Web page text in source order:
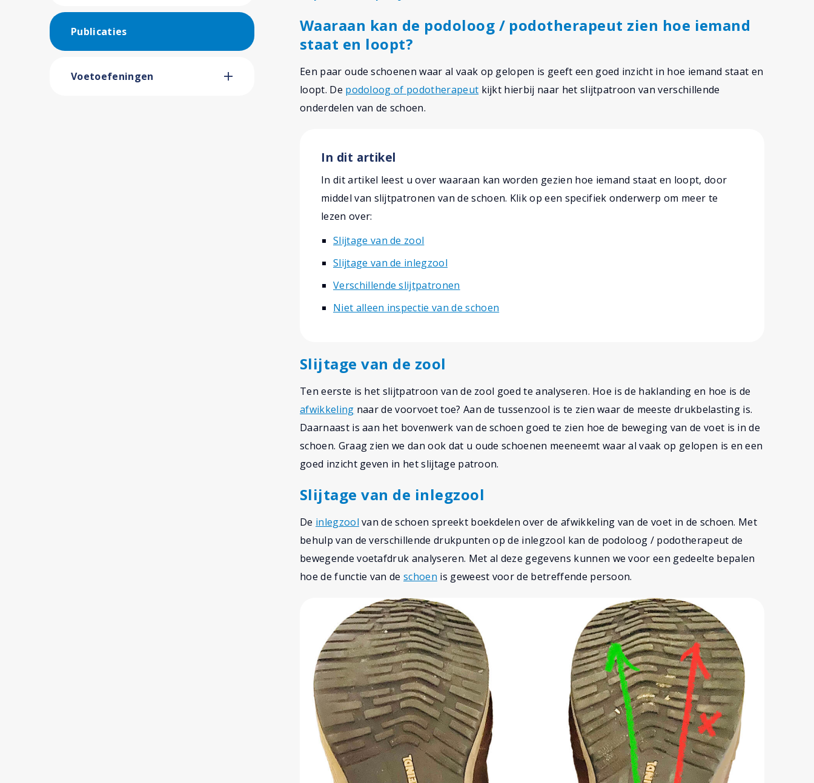
Publicaties
Voetoefeningen
Waaraan kan de podoloog / podotherapeut zien hoe iemand
staat en loopt?
Een paar oude schoenen waar al vaak op gelopen is geeft een goed inzicht in hoe iemand staat en
loopt. De podoloog of podotherapeut kijkt hierbij naar het slijtpatroon van verschillende
onderdelen van de schoen.
In dit artikel
In dit artikel leest u over waaraan kan worden gezien hoe iemand staat en loopt, door
middel van slijtpatronen van de schoen. Klik op een specifiek onderwerp om meer te
lezen over:
Slijtage van de zool
Slijtage van de inlegzool
Verschillende slijtpatronen
Niet alleen inspectie van de schoen
Slijtage van de zool
Ten eerste is het slijtpatroon van de zool goed te analyseren. Hoe is de haklanding en hoe is de
afwikkeling naar de voorvoet toe? Aan de tussenzool is te zien waar de meeste drukbelasting is.
Daarnaast is aan het bovenwerk van de schoen goed te zien hoe de beweging van de voet is in de
schoen. Graag zien we dan ook dat u oude schoenen meeneemt waar al vaak op gelopen is en een
goed inzicht geven in het slijtage patroon.
Slijtage van de inlegzool
De inlegzool van de schoen spreekt boekdelen over de afwikkeling van de voet in de schoen. Met
behulp van de verschillende drukpunten op de inlegzool kan de podoloog / podotherapeut de
bewegende voetafdruk analyseren. Met al deze gegevens kunnen we voor een gedeelte bepalen
hoe de functie van deschoen is geweest voor de betreffende persoon.